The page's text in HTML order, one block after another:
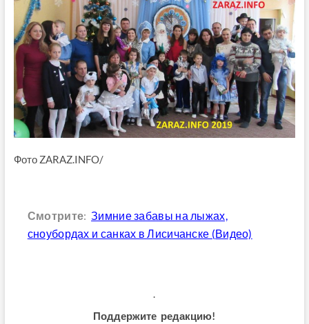
Фото ZARAZ.INFO/
Смотрите: Зимние забавы на лыжах,
сноубордах и санках в Лисичанске (Видео)
Поддержите редакцию!